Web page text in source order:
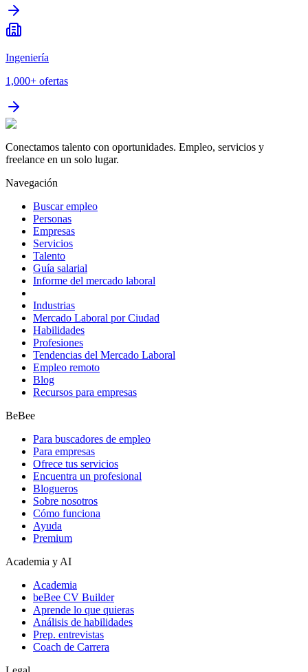
Ingeniería
1,000+ ofertas
Conectamos talento con oportunidades. Empleo, servicios y
freelance en un solo lugar.
Navegación
Buscar empleo
Personas
Empresas
Servicios
Talento
Guía salarial
Informe del mercado laboral
Industrias
Mercado Laboral por Ciudad
Habilidades
Profesiones
Tendencias del Mercado Laboral
Empleo remoto
Blog
Recursos para empresas
BeBee
Para buscadores de empleo
Para empresas
Ofrece tus servicios
Encuentra un profesional
Blogueros
Sobre nosotros
Cómo funciona
Ayuda
Premium
Academia y AI
Academia
beBee CV Builder
Aprende lo que quieras
Análisis de habilidades
Prep. entrevistas
Coach de Carrera